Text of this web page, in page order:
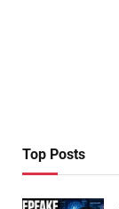
Top Posts